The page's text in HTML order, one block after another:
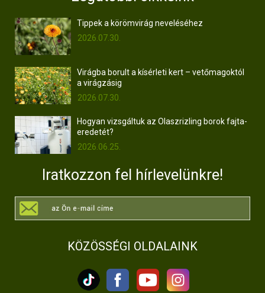
Tippek a körömvirág neveléséhez
2026.07.30.
Virágba borult a kísérleti kert – vetőmagoktól
a virágzásig
2026.07.30.
Hogyan vizsgáltuk az Olaszrizling borok fajta-
eredetét?
2026.06.25.
Iratkozzon fel hírlevelünkre!
KÖZÖSSÉGI OLDALAINK